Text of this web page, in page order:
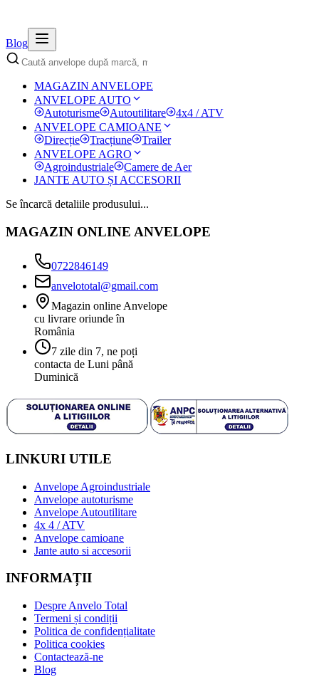
Blog
MAGAZIN ANVELOPE
ANVELOPE AUTO
Autoturisme
Autoutilitare
4x4 / ATV
ANVELOPE CAMIOANE
Direcție
Tracțiune
Trailer
ANVELOPE AGRO
Agroindustriale
Camere de Aer
JANTE AUTO ȘI ACCESORII
Se încarcă detaliile produsului...
MAGAZIN ONLINE ANVELOPE
0722846149
anvelototal@gmail.com
Magazin online Anvelope
cu livrare oriunde în
România
7 zile din 7, ne poți
contacta de Luni până
Duminică
LINKURI UTILE
Anvelope Agroindustriale
Anvelope autoturisme
Anvelope Autoutilitare
4x 4 / ATV
Anvelope camioane
Jante auto si accesorii
INFORMAȚII
Despre Anvelo Total
Termeni și condiții
Politica de confidențialitate
Politica cookies
Contactează-ne
Blog